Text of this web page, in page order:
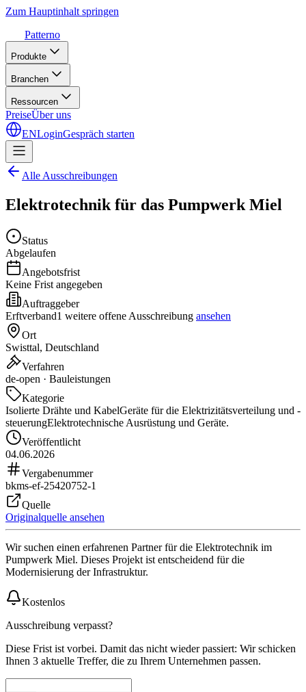
Zum Hauptinhalt springen
Patterno
Produkte
Branchen
Ressourcen
PreiseÜber uns
ENLoginGespräch starten
Alle Ausschreibungen
Elektrotechnik für das Pumpwerk Miel
Status
Abgelaufen
Angebotsfrist
Keine Frist angegeben
Auftraggeber
Erftverband1 weitere offene Ausschreibung ansehen
Ort
Swisttal, Deutschland
Verfahren
de-open · Bauleistungen
Kategorie
Isolierte Drähte und KabelGeräte für die Elektrizitätsverteilung und -
steuerungElektrotechnische Ausrüstung und Geräte.
Veröffentlicht
04.06.2026
Vergabenummer
bkms-ef-25420752-1
Quelle
Originalquelle ansehen
Wir suchen einen erfahrenen Partner für die Elektrotechnik im
Pumpwerk Miel. Dieses Projekt ist entscheidend für die
Modernisierung der Infrastruktur.
Kostenlos
Ausschreibung verpasst?
Diese Frist ist vorbei. Damit das nicht wieder passiert: Wir schicken
Ihnen 3 aktuelle Treffer, die zu Ihrem Unternehmen passen.